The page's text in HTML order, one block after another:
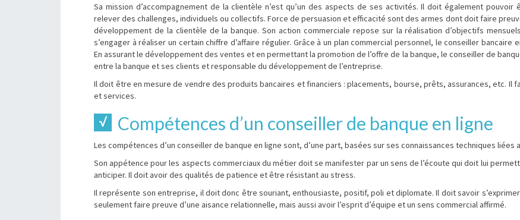
Sa mission d’accompagnement de la clientèle n’est qu’un des aspects de ses activités. Il doit également
relever des challenges, individuels ou collectifs. Force de persuasion et efficacité sont des armes dont doit faire
développement de la clientèle de la banque. Son action commerciale repose sur la réalisation d’objectifs
s’engager à réaliser un certain chiffre d’affaire régulier. Grâce à un plan commercial personnel, le conseiller
En assurant le développement des ventes et en permettant la promotion de l’offre de la banque, le conseiller de
entre la banque et ses clients et responsable du développement de l’entreprise.
Il doit être en mesure de vendre des produits bancaires et financiers : placements, bourse, prêts, assurances, etc.
et services.
Compétences d’un conseiller de banque en ligne
Les compétences d’un conseiller de banque en ligne sont, d’une part, basées sur ses connaissances techniques
Son appétence pour les aspects commerciaux du métier doit se manifester par un sens de l’écoute qui doit lui
anticiper. Il doit avoir des qualités de patience et être résistant au stress.
Il représente son entreprise, il doit donc être souriant, enthousiaste, positif, poli et diplomate. Il doit savoir
seulement faire preuve d’une aisance relationnelle, mais aussi avoir l’esprit d’équipe et un sens commercial affirmé.